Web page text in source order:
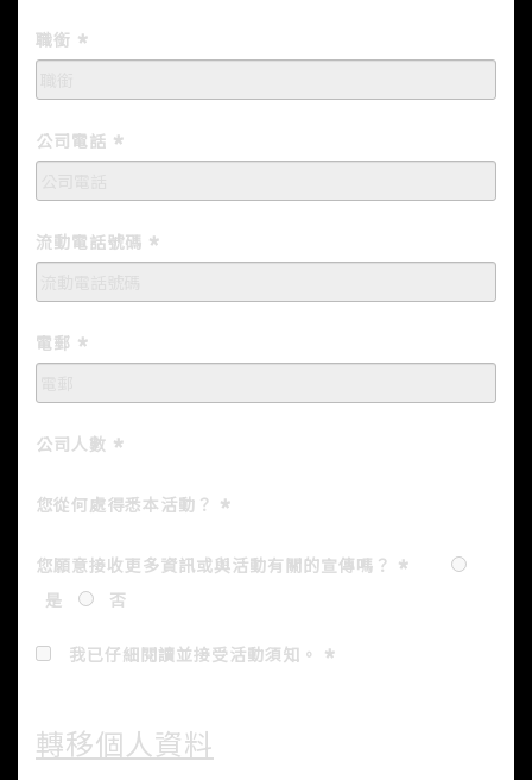
職銜
公司電話
流動電話號碼
電郵
公司人數
您從何處得悉本活動？
您願意接收更多資訊或與活動有關的宣傳嗎？
是
否
我已仔細閱讀並接受活動須知 。
轉移個人資料